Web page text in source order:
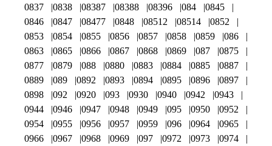
0837
0838 08387 08388 08396 084
0845
0846
0847 08477 0848 08512 08514
0852
0853
0854 0855 0856 0857 0858 0859
086
0863
0865 0866 0867 0868 0869 087
0875
0877
0879 088 0880 0883 0884 0885
0887
0889
089 0892 0893 0894 0895 0896
0897
0898
092 0920 093 0930 0940 0942
0943
0944
0946 0947 0948 0949 095 0950
0952
0954
0955 0956 0957 0959 096 0964
0965
0966
0967 0968 0969 097 0972 0973
0974